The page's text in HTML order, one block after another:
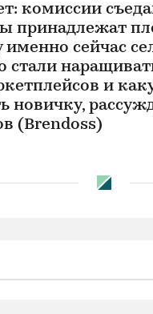
комиссии
принадлежат
именно сейчас
стали
и
новичку,
(Brendoss)